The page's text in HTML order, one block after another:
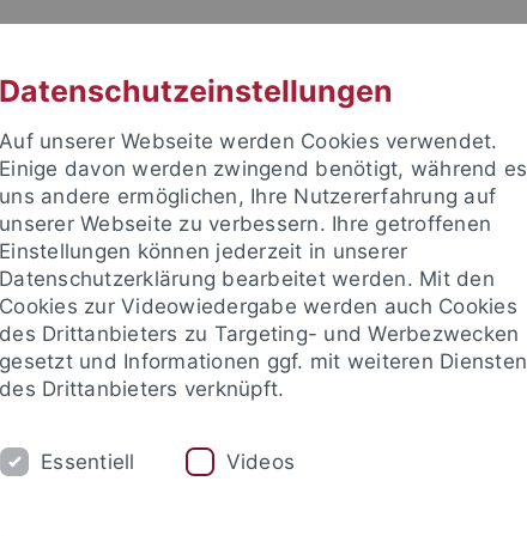
Datenschutzeinstellungen
Auf unserer Webseite werden Cookies verwendet.
Einige davon werden zwingend benötigt, während es
uns andere ermöglichen, Ihre Nutzererfahrung auf
unserer Webseite zu verbessern. Ihre getroffenen
Einstellungen können jederzeit in unserer
Datenschutzerklärung bearbeitet werden. Mit den
Cookies zur Videowiedergabe werden auch Cookies
des Drittanbieters zu Targeting- und Werbezwecken
gesetzt und Informationen ggf. mit weiteren Diensten
des Drittanbieters verknüpft.
Essentiell Videos